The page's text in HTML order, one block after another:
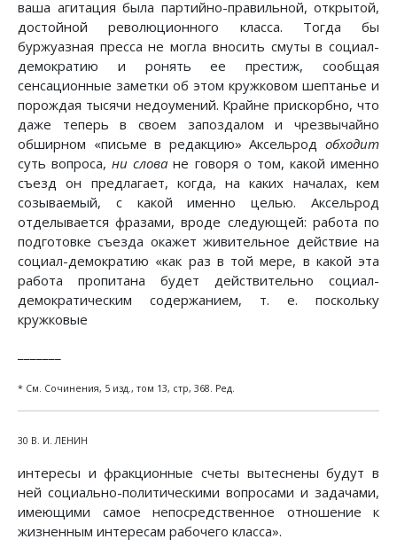
ваша агитация была партийно-правильной, открытой,
достойной революционного класса. Тогда бы
буржуазная пресса не могла вносить смуты в социал-
демократию и ронять ее престиж, сообщая
сенсационные заметки об этом кружковом шептанье и
порождая тысячи недоумений. Крайне прискорбно, что
даже теперь в своем запоздалом и чрезвычайно
обширном «письме в редакцию» Аксельрод обходит
суть вопроса,ни слова не говоря о том, какой именно
съезд он предлагает, когда, на каких началах, кем
созываемый, с какой именно целью. Аксельрод
отделывается фразами, вроде следующей: работа по
подготовке съезда окажет живительное действие на
социал-демократию «как раз в той мере, в какой эта
работа пропитана будет действительно социал-
демократическим содержанием, т. е. поскольку
кружковые
* См. Сочинения, 5 изд., том 13, стр, 368. Ред.
30 В. И. ЛЕНИН
интересы и фракционные счеты вытеснены будут в
ней социально-политическими вопросами и задачами,
имеющими самое непосредственное отношение к
жизненным интересам рабочего класса».